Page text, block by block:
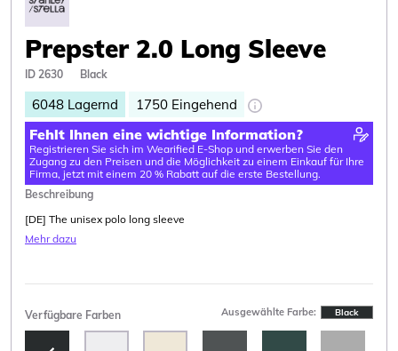
Prepster 2.0 Long Sleeve
ID 2630 Black
6048 Lagernd 1750 Eingehend
Fehlt Ihnen eine wichtige Information?
Registrieren Sie sich im Wearified E-Shop und erwerben Sie den
Zugang zu den Preisen und die Möglichkeit zu einem Einkauf für Ihre
Firma, jetzt mit einem 20 % Rabatt auf die erste Bestellung.
Beschreibung
[DE] The unisex polo long sleeve
Mehr dazu
Verfügbare Farben Ausgewählte Farbe: Black